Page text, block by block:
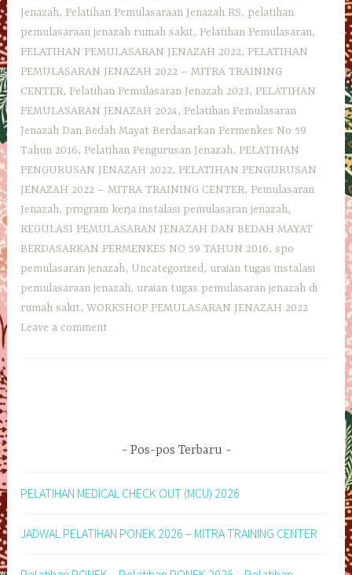
Jenazah, Pelatihan Pemulasaraan Jenazah RS, pelatihan
pemulasaraan jenazah rumah sakit, Pelatihan Pemulasaran,
PELATIHAN PEMULASARAN JENAZAH 2022, PELATIHAN
PEMULASARAN JENAZAH 2022 – MITRA TRAINING
CENTER, Pelatihan Pemulasaran Jenazah 2023, PELATIHAN
PEMULASARAN JENAZAH 2024, Pelatihan Pemulasaran
Jenazah Dan Bedah Mayat Berdasarkan Permenkes No 59
Tahun 2016, Pelatihan Pengurusan Jenazah, PELATIHAN
PENGURUSAN JENAZAH 2022, PELATIHAN PENGURUSAN
JENAZAH 2022 – MITRA TRAINING CENTER, Pemulasaran
Jenazah, program kerja instalasi pemulasaran jenazah,
REGULASI PEMULASARAN JENAZAH DAN BEDAH MAYAT
BERDASARKAN PERMENKES NO 59 TAHUN 2016,spo
pemulasaran jenazah, Uncategorized, uraian tugas instalasi
pemulasaraan jenazah, uraian tugas pemulasaran jenazah di
rumah sakit,WORKSHOP PEMULASARAN JENAZAH 2022
Leave a comment
Pos-pos Terbaru
PELATIHAN MEDICAL CHECK OUT (MCU) 2026
JADWAL PELATIHAN PONEK 2026 – MITRA TRAINING CENTER